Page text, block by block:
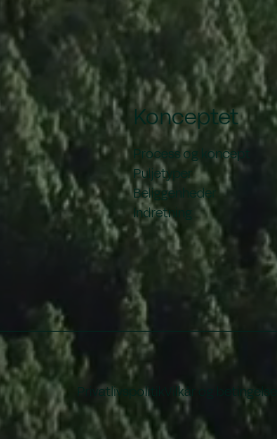
Konceptet
Process og koncept
Puljetyper
Beliggenheder
Indretning
Privatlivspolitik Vilkår og betingelser